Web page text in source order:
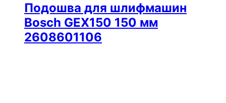
Подошва для шлифмашин
Bosch GEX150 150 мм
2608601106